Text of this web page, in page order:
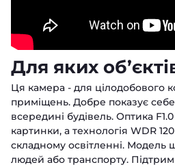
Для яких
Ця камера - для цілодобового
приміщень. Добре показує
всередині будівель. Оптика
картинки, а технологія WDR
складному освітленні. Модель
людей або транспорту.